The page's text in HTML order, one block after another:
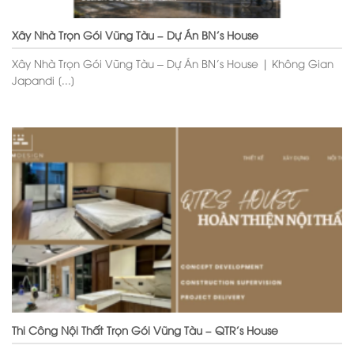
Xây Nhà Trọn Gói Vũng Tàu – Dự Án BN’s House
Xây Nhà Trọn Gói Vũng Tàu – Dự Án BN’s House | Không Gian
Japandi [...]
Thi Công Nội Thất Trọn Gói Vũng Tàu – QTR’s House